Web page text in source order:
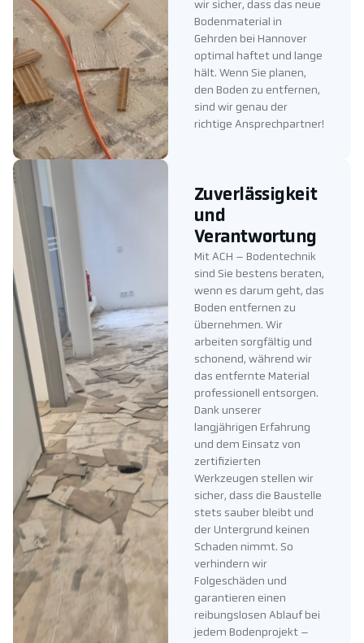
wir sicher, dass das neue
Bodenmaterial in
Gehrden bei Hannover
optimal haftet und lange
hält. Wenn Sie planen,
den Boden zu entfernen,
sind wir genau der
richtige Ansprechpartner!
Zuverlässigkeit
und
Verantwortung
Mit ACH – Bodentechnik
sind Sie bestens beraten,
wenn es darum geht, das
Boden entfernen zu
übernehmen. Wir
arbeiten sorgfältig und
schonend, während wir
das entfernte Material
professionell entsorgen.
Dank unserer
langjährigen Erfahrung
und dem Einsatz von
zertifizierten
Werkzeugen stellen wir
sicher, dass die Baustelle
stets sauber bleibt und
der Untergrund keinen
Schaden nimmt. So
verhindern wir
Folgeschäden und
garantieren einen
reibungslosen Ablauf bei
jedem Bodenprojekt –